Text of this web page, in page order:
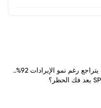
سهم SpaceX يتراجع رغم نمو الإيرادات 92%..